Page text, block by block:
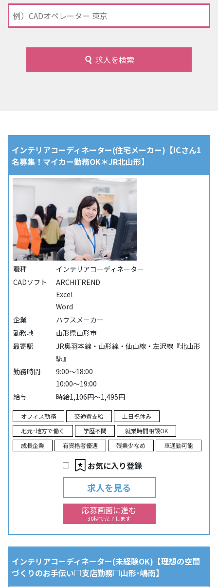
求人を検索
インテリアコーディネーター(住宅メーカー)【ICさん1
名募集！マイカー勤務OK＊JR北山形】
職種
インテリアコーディネーター
CADソフト
ARCHITREND
Excel
Word
企業
ハウスメーカー
勤務地
山形県山形市
最寄駅
JR奥羽本線・山形線・仙山線・左沢線『北山形
駅』
勤務時間
9:00～18:00
10:00～19:00
給与
時給1,106円～1,495円
オフィス勤務 交通費支給
土日祝休み
地元･地方で働く
学歴不問
就業時間相談OK
成長企業
有資格者優遇 残業少なめ 車通勤可能
お気に入り登録
求人を見る
応募画面に進む
30秒で完了します
インテリアコーディネーター(未経験OK)【理想の空間
づくりのお手伝い□支店勤務□山形･嶋南】